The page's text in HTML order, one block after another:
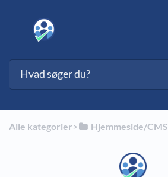
Alle kategorier​>​ ​Hjemmeside/CMS